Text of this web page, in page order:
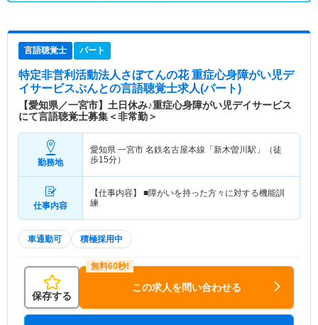
言語聴覚士 パート
特定非営利活動法人さぼてんの花 重症心身障がい児デ
イサービスぷんとの言語聴覚士求人(パート)
【愛知県／一宮市】土日休み♪重症心身障がい児デイサービス
にて言語聴覚士募集＜非常勤＞
勤務地
愛知県 一宮市 名鉄名古屋本線「新木曽川駅」（徒
歩15分）
仕事内容
【仕事内容】 ■障がいを持った方々に対する機能訓
練
車通勤可 積極採用中
保存する
この求人を問い合わせる